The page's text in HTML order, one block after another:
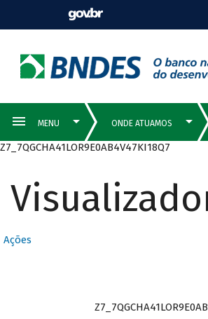
Z7_7QGCHA41LOR9E0AB4V47KI18Q7
Ações